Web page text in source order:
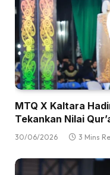
MTQ X Kaltara
Tekankan Nilai
30/06/2026 3 Mins